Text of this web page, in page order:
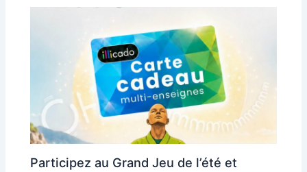
Participez au Grand Jeu de l’été et